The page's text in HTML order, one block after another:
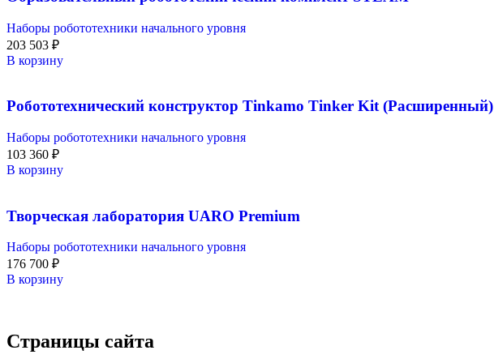
Наборы робототехники начального уровня
203 503 ₽
В корзину
Робототехнический конструктор Tinkamo Tinker Kit (Расширенный)
Наборы робототехники начального уровня
103 360 ₽
В корзину
Творческая лаборатория UARO Premium
Наборы робототехники начального уровня
176 700 ₽
В корзину
Страницы сайта